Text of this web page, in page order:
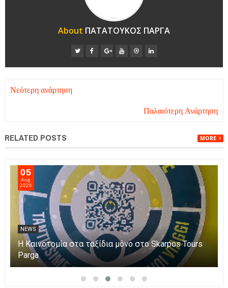
About ΠΑΤΑΤΟΥΚΟΣ ΠΑΡΓΑ
Νεότερη ανάρτηση
Παλαιότερη Ανάρτηση
RELATED POSTS MORE
05
Aug
2026
NEWS
Η Καινοτομία στα ταξίδια μόνο στο Skarpos Tours
Parga